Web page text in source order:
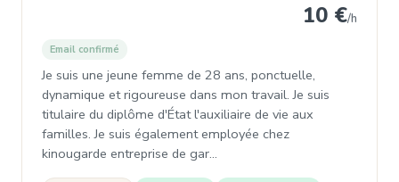
10 €/h
Email confirmé
Je suis une jeune femme de 28 ans, ponctuelle,
dynamique et rigoureuse dans mon travail. Je suis
titulaire du diplôme d'État l'auxiliaire de vie aux
familles. Je suis également employée chez
kinougarde entreprise de gar…